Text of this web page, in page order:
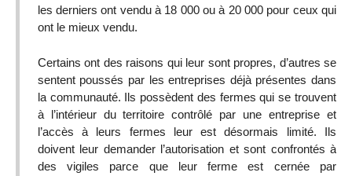
les derniers ont vendu à 18 000 ou à 20 000 pour ceux qui
ont le mieux vendu.
Certains ont des raisons qui leur sont propres, d’autres se
sentent poussés par les entreprises déjà présentes dans
la communauté. Ils possèdent des fermes qui se trouvent
à l’intérieur du territoire contrôlé par une entreprise et
l’accès à leurs fermes leur est désormais limité. Ils
doivent leur demander l’autorisation et sont confrontés à
des vigiles parce que leur ferme est cernée par